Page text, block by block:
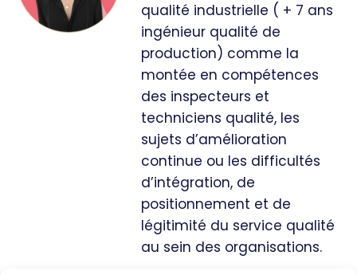
qualité industrielle ( + 7 ans
ingénieur qualité de
production) comme la
montée en compétences
des inspecteurs et
techniciens qualité, les
sujets d’amélioration
continue ou les difficultés
d’intégration, de
positionnement et de
légitimité du service qualité
au sein des organisations.